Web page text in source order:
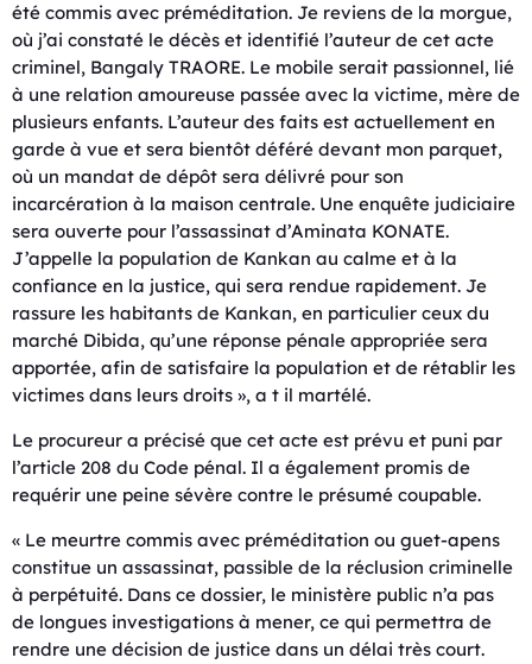
été commis avec préméditation. Je reviens de la morgue,
où j’ai constaté le décès et identifié l’auteur de cet acte
criminel, Bangaly TRAORE. Le mobile serait passionnel, lié
à une relation amoureuse passée avec la victime, mère de
plusieurs enfants. L’auteur des faits est actuellement en
garde à vue et sera bientôt déféré devant mon parquet,
où un mandat de dépôt sera délivré pour son
incarcération à la maison centrale. Une enquête judiciaire
sera ouverte pour l’assassinat d’Aminata KONATE.
J’appelle la population de Kankan au calme et à la
confiance en la justice, qui sera rendue rapidement. Je
rassure les habitants de Kankan, en particulier ceux du
marché Dibida, qu’une réponse pénale appropriée sera
apportée, afin de satisfaire la population et de rétablir les
victimes dans leurs droits », a t il martélé.
Le procureur a précisé que cet acte est prévu et puni par
l’article 208 du Code pénal. Il a également promis de
requérir une peine sévère contre le présumé coupable.
« Le meurtre commis avec préméditation ou guet-apens
constitue un assassinat, passible de la réclusion criminelle
à perpétuité. Dans ce dossier, le ministère public n’a pas
de longues investigations à mener, ce qui permettra de
rendre une décision de justice dans un délai très court.